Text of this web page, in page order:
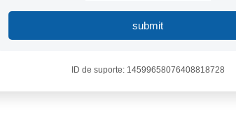
submit
ID de suporte: 14599658076408818728